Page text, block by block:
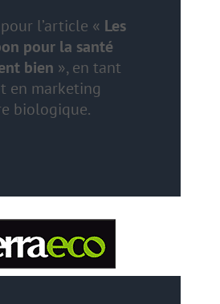
l’article « Les
pour la santé
bien », en tant
en marketing
biologique.